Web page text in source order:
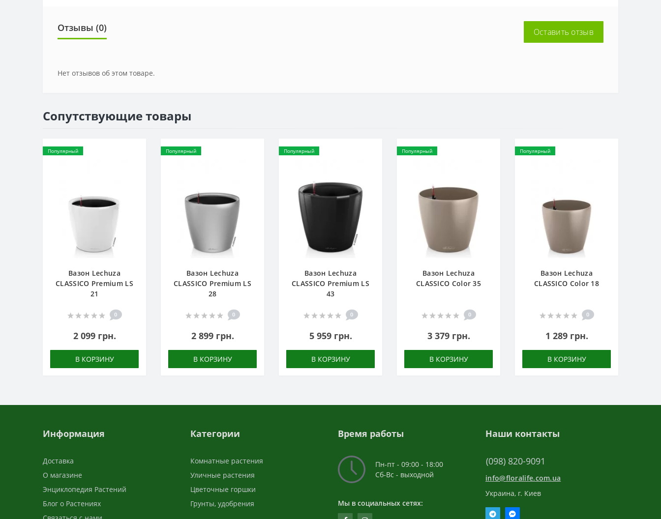
Отзывы (0) Оставить отзыв
Нет отзывов об этом товаре.
Сопутствующие товары
Популярный
Вазон Lechuza
CLASSICO Premium LS
21
0
2 099 грн.
В КОРЗИНУ
Популярный
Вазон Lechuza
CLASSICO Premium LS
28
0
2 899 грн.
В КОРЗИНУ
Популярный
Вазон Lechuza
CLASSICO Premium LS
43
0
5 959 грн.
В КОРЗИНУ
Популярный
Вазон Lechuza
CLASSICO Color 35
0
3 379 грн.
В КОРЗИНУ
Популярный
Вазон Lechuza
CLASSICO Color 18
0
1 289 грн.
В КОРЗИНУ
Информация
Доставка
О магазине
Энциклопедия Растений
Блог о Растениях
Категории
Комнатные растения
Уличные растения
Цветочные горшки
Грунты, удобрения
Время работы
Пн-пт - 09:00 - 18:00
Сб-Вс - выходной
Мы в социальных сетях:
Наши контакты
(098) 820-9091
info@floralife.com.ua
Украина, г. Киев